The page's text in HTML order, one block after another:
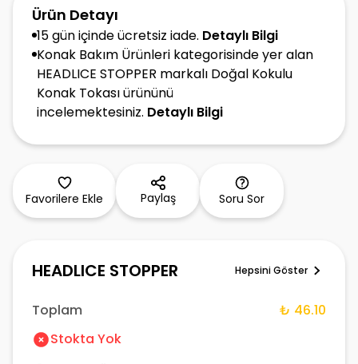
Ürün Detayı
15 gün içinde ücretsiz iade. Detaylı Bilgi
Konak Bakım Ürünleri kategorisinde yer alan
HEADLICE STOPPER markalı Doğal Kokulu
Konak Tokası ürününü
incelemektesiniz. Detaylı Bilgi
Favorilere Ekle Paylaş Soru Sor
HEADLICE STOPPER Hepsini Göster
Toplam
₺ 46.10
Stokta Yok